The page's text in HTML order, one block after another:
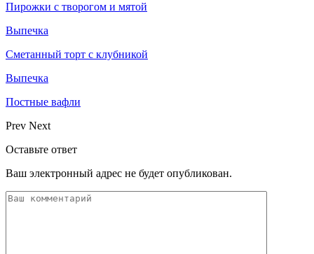
Пирожки с творогом и мятой
Выпечка
Сметанный торт с клубникой
Выпечка
Постные вафли
Prev Next
Оставьте ответ
Ваш электронный адрес не будет опубликован.